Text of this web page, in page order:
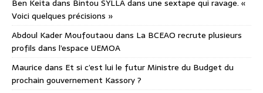
Ben Keita dans Bintou SYLLA dans une sextape qui ravage. «
Voici quelques précisions »
Abdoul Kader Moufoutaou dans La BCEAO recrute plusieurs
profils dans l’espace UEMOA
Maurice dans Et si c’est lui le futur Ministre du Budget du
prochain gouvernement Kassory ?